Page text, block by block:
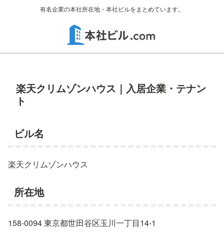
有名企業の本社所在地・本社ビルをまとめています。
楽天クリムゾンハウス｜入居企業・テナン
ト
ビル名
楽天クリムゾンハウス
所在地
158-0094 東京都世田谷区玉川一丁目14-1